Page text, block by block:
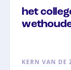
het
KERN VAN DE